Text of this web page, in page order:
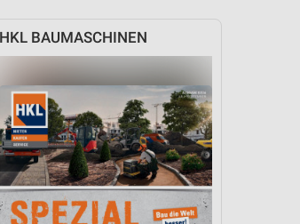
HKL BAUMASCHINEN